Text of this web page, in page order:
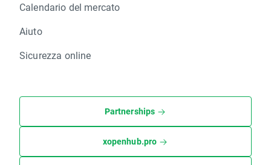
Calendario del mercato
Aiuto
Sicurezza online
Partnerships
xopenhub.pro